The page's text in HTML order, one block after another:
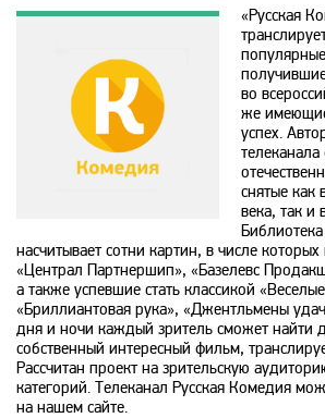
A2
Amedia Hit
Ani
Animal Planet
BBC World News
«Русская
во
же
успех.
снятые как
века, так и
насчитывает сотни картин, в числе
«Централ Партнершип», «Базелевс
а также успевшие стать классикой
«Бриллиантовая рука», «Джентльмены
дня и ночи каждый зритель сможет найти
собственный интересный фильм,
Рассчитан проект на зрительскую
категорий. Телеканал Русская Комедия
на нашем сайте.